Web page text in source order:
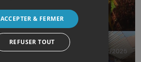
31/12/2025
ACCEPTER & FERMER
REFUSER TOUT